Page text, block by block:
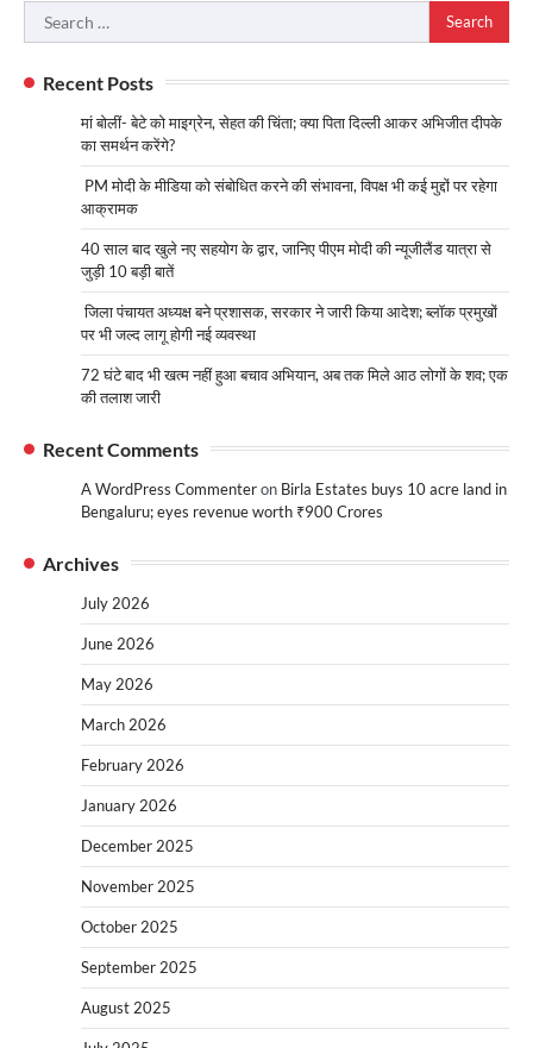
Search
for:
Recent Posts
मां बोलीं- बेटे को माइग्रेन, सेहत की चिंता; क्या पिता दिल्ली आकर अभिजीत दीपके
का समर्थन करेंगे?
PM मोदी के मीडिया को संबोधित करने की संभावना, विपक्ष भी कई मुद्दों पर रहेगा
आक्रामक
40 साल बाद खुले नए सहयोग के द्वार, जानिए पीएम मोदी की न्यूजीलैंड यात्रा से
जुड़ी 10 बड़ी बातें
जिला पंचायत अध्यक्ष बने प्रशासक, सरकार ने जारी किया आदेश; ब्लॉक प्रमुखों
पर भी जल्द लागू होगी नई व्यवस्था
72 घंटे बाद भी खत्म नहीं हुआ बचाव अभियान, अब तक मिले आठ लोगों के शव; एक
की तलाश जारी
Recent Comments
A WordPress Commenteron Birla Estates buys 10 acre land in
Bengaluru; eyes revenue worth ₹900 Crores
Archives
July 2026
June 2026
May 2026
March 2026
February 2026
January 2026
December 2025
November 2025
October 2025
September 2025
August 2025